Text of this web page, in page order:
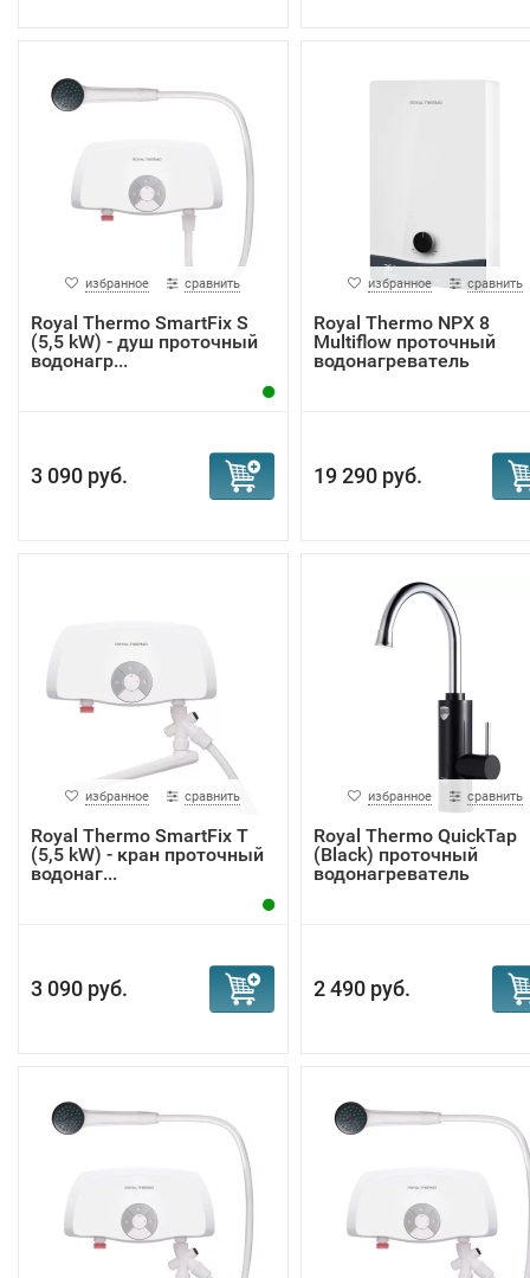
избранное сравнить
Royal Thermo SmartFix S
(5,5 kW) - душ проточный
водонагр...
3 090 руб.
избранное сравнить
Royal Thermo NPX 8
Multiflow проточный
водонагреватель
19 290 руб.
избранное сравнить
Royal Thermo SmartFix T
(5,5 kW) - кран проточный
водонаг...
3 090 руб.
избранное сравнить
Royal Thermo QuickTap
(Black) проточный
водонагреватель
2 490 руб.